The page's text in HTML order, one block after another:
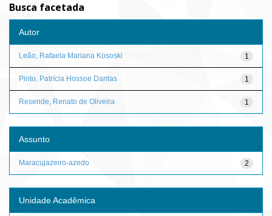
Busca facetada
Autor
1
Leão, Rafaela Mariana Kososki
1
Pinto, Patrícia Hossoe Dantas
1
Resende, Renato de Oliveira
Assunto
2
Maracujazeiro-azedo
Unidade Acadêmica